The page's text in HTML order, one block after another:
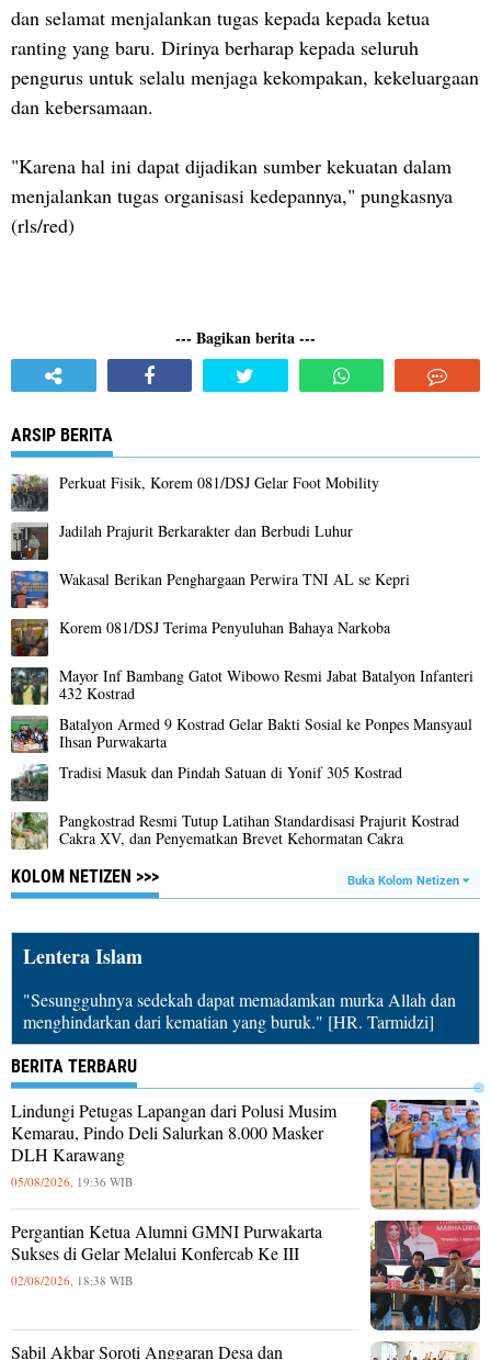
dan selamat menjalankan tugas kepada kepada ketua
ranting yang baru. Dirinya berharap kepada seluruh
pengurus untuk selalu menjaga kekompakan, kekeluargaan
dan kebersamaan.
"Karena hal ini dapat dijadikan sumber kekuatan dalam
menjalankan tugas organisasi kedepannya," pungkasnya
(rls/red)
--- Bagikan berita ---
ARSIP BERITA
Perkuat Fisik, Korem 081/DSJ Gelar Foot Mobility
Jadilah Prajurit Berkarakter dan Berbudi Luhur
Wakasal Berikan Penghargaan Perwira TNI AL se Kepri
Korem 081/DSJ Terima Penyuluhan Bahaya Narkoba
Mayor Inf Bambang Gatot Wibowo Resmi Jabat Batalyon Infanteri
432 Kostrad
Batalyon Armed 9 Kostrad Gelar Bakti Sosial ke Ponpes Mansyaul
Ihsan Purwakarta
Tradisi Masuk dan Pindah Satuan di Yonif 305 Kostrad
Pangkostrad Resmi Tutup Latihan Standardisasi Prajurit Kostrad
Cakra XV, dan Penyematkan Brevet Kehormatan Cakra
KOLOM NETIZEN >>>
Buka Kolom Netizen
Lentera Islam
"Sesungguhnya sedekah dapat memadamkan murka Allah dan
menghindarkan dari kematian yang buruk." [HR. Tarmidzi]
BERITA TERBARU
Lindungi Petugas Lapangan dari Polusi Musim
Kemarau, Pindo Deli Salurkan 8.000 Masker
DLH Karawang
05/08/2026, 19:36 WIB
Pergantian Ketua Alumni GMNI Purwakarta
Sukses di Gelar Melalui Konfercab Ke III
02/08/2026, 18:38 WIB
Sabil Akbar Soroti Anggaran Desa dan